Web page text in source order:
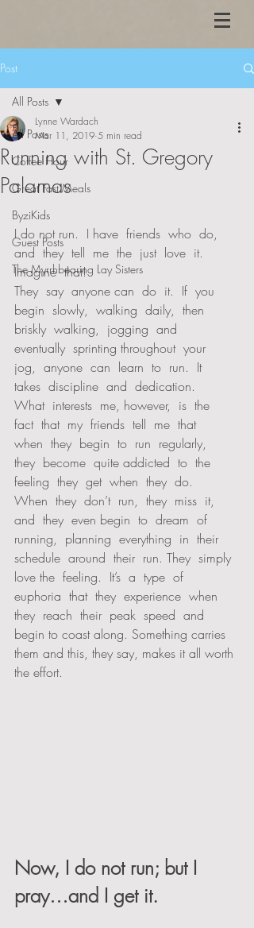
Post
All Posts
Coffee Hour
Great Fast Meals
ByziKids
Guest Posts
The Myrrhbearing Lay Sisters
All Posts
Running with St. Gregory
Palamas
Lynne Wardach
Mar 11, 2019 5 min read
I do not run.  I have  friends  who  do,
and  they  tell  me  the  just  love  it.
Imagine  that!
They  say  anyone can  do  it.  If  you
begin  slowly,  walking  daily,  then
briskly  walking,  jogging  and
eventually  sprinting throughout  your
jog,  anyone  can  learn  to  run.  It
takes  discipline  and  dedication.
What  interests  me, however,  is  the
fact  that  my  friends  tell  me  that
when  they  begin  to  run  regularly,
they  become  quite addicted  to  the
feeling  they  get  when  they  do.
When  they  don’t  run,  they  miss  it,
and  they  even begin  to  dream  of
running,  planning  everything  in  their
schedule  around  their  run. They  simply
love the  feeling.  It’s  a  type  of
euphoria  that  they  experience  when
they  reach  their  peak  speed  and
begin to coast along. Something carries
them and this, they say, makes it all worth
the effort.
Now, I do not run; but I
pray…and I get it.